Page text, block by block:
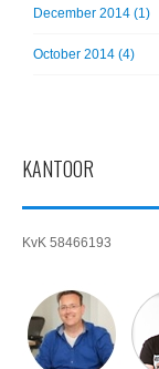
December 2014 (1)
October 2014 (4)
KANTOOR
KvK 58466193